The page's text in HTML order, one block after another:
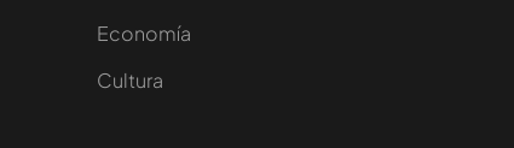
Economía
Cultura